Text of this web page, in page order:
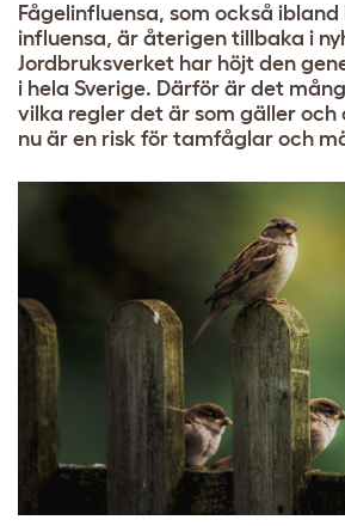
Fågelinfluensa, som också
influensa, är återigen tillbaka i
Jordbruksverket har höjt den
i hela Sverige. Därför är det
vilka regler det är som gäller
nu är en risk för tamfåglar och